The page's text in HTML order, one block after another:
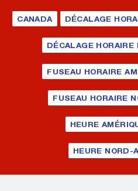
CANADA DÉCALAGE
DÉCALAGE HORAIRE
FUSEAU HORAIRE
FUSEAU HORAIRE
HEURE
HEURE NORD-